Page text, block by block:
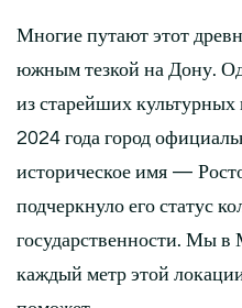
Многие путают этот
южным тезкой на Дону.
из старейших
2024 года город
историческое имя —
подчеркнуло его статус
государственности. Мы
каждый метр этой